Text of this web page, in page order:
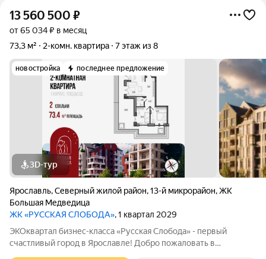
13 560 500 ₽
от 65 034 ₽ в месяц
73,3 м²
2-комн. квартира 7 этаж из 8
новостройка последнее предложение
3D-тур
Ярославль,Северный жилой район,13-й микрорайон,ЖК
Большая Медведица
ЖК «РУССКАЯ СЛОБОДА», 1 квартал 2029
ЭКОквартал бизнес-класса «Русская Слобода» - первый
счастливый город в Ярославле! Добро пожаловать в